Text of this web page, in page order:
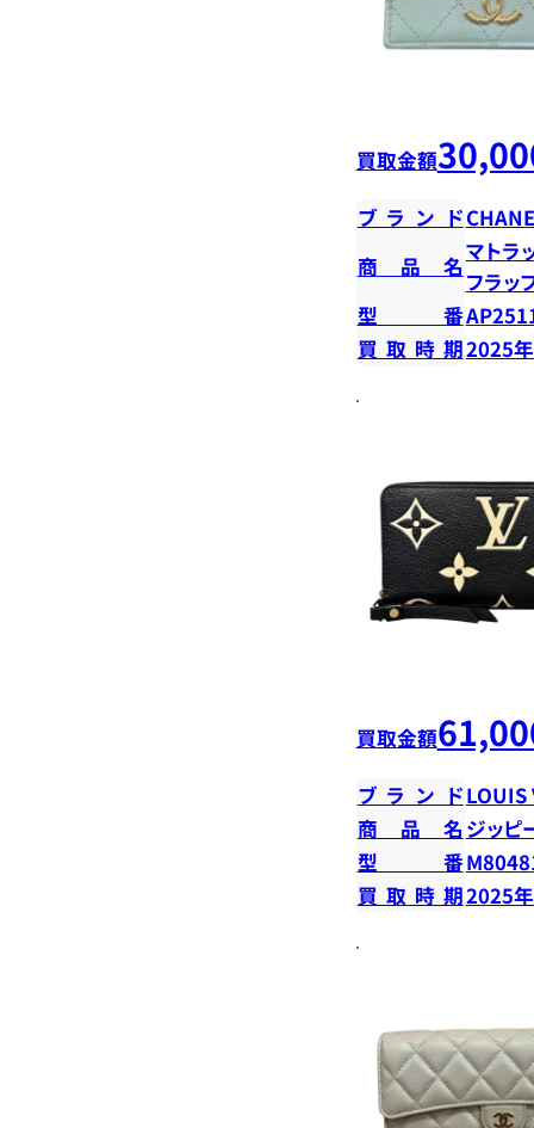
買取金額
ブランド
商品名
マトラ
フラッ
型番
買取時期2025
買取金額
ブランドLOUIS
商品名 ジッピ
型番
買取時期2025